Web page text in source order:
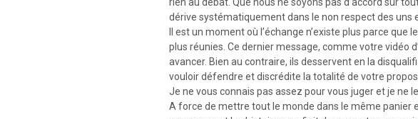
dérive systématiquement dans le non respect des uns
Il est un moment où l’échange n’existe plus parce
plus réunies. Ce dernier message, comme votre vidéo
avancer. Bien au contraire, ils desservent en la
vouloir défendre et discrédite la totalité de votre propos.
Je ne vous connais pas assez pour vous juger et je ne
A force de mettre tout le monde dans le même panier